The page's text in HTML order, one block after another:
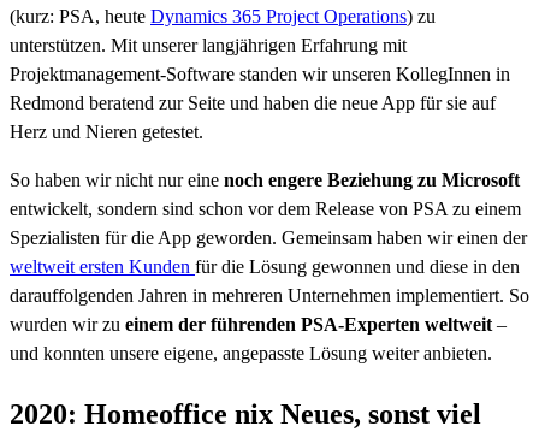
(kurz: PSA, heute Dynamics 365 Project Operations) zu
unterstützen. Mit unserer langjährigen Erfahrung mit
Projektmanagement-Software standen wir unseren KollegInnen in
Redmond beratend zur Seite und haben die neue App für sie auf
Herz und Nieren getestet.
So haben wir nicht nur eine noch engere Beziehung zu Microsoft
entwickelt, sondern sind schon vor dem Release von PSA zu einem
Spezialisten für die App geworden. Gemeinsam haben wir einen der
weltweit ersten Kunden für die Lösung gewonnen und diese in den
darauffolgenden Jahren in mehreren Unternehmen implementiert. So
wurden wir zu einem der führenden PSA-Experten weltweit–
und konnten unsere eigene, angepasste Lösung weiter anbieten.
2020: Homeoffice nix Neues, sonst viel